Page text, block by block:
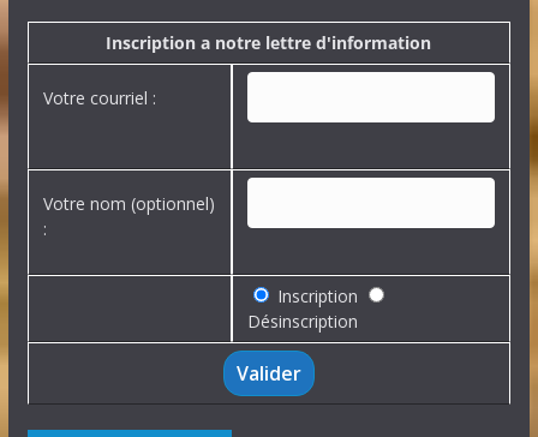
s
Inscription a notre lettre d'information
Votre courriel :
Votre nom (optionnel)
:
Inscription
Désinscription